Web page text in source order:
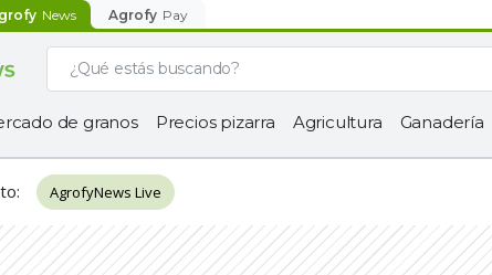
News Agrofy Pay
de granos Precios pizarra Agricultura Ganadería
: AgrofyNews Live